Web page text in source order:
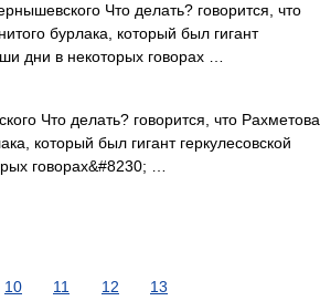
Что делать? говорится, что
бурлака, который был гигант
дни в некоторых говорах …
Что делать? говорится, что Рахметова
который был гигант геркулесовской
говорах&#8230; …
10 11 12 13